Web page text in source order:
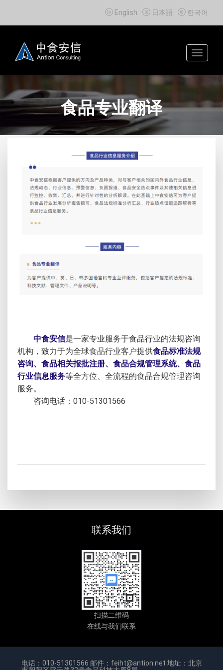
 English  日本語  한국어
Toggle
食品专业翻译
中食安信是一家专业服务于食品行业的法规咨询
机构，致力于为全球食品行业客户提供食品标准法规
咨询、食品相关报批注册、食品合规管理系统、食品
行业信息服务等全方位、全流程的食品合规管理咨询
服务。
咨询电话：010-51301566
联系我们
扫描二维码
在线与我们联系
电话：010-51301566 邮件：feiht@antion.net 地址：北京